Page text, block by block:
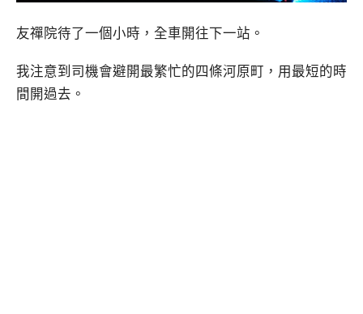
友禪院待了一個小時，全車開往下一站。
我注意到司機會避開最繁忙的四條河原町，用最短的時
間開過去。